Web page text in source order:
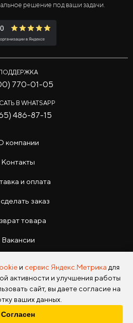
решение под ваши задачи.
770-01-05
В WHATSAPP
486-87-15
компании
Контакты
и оплата
заказ
товара
Вакансии
Park Все права защищены
и сервис Яндекс.Метрика для
активности и улучшения работы
сайт, вы даете согласие на
ваших данных.
Согласен